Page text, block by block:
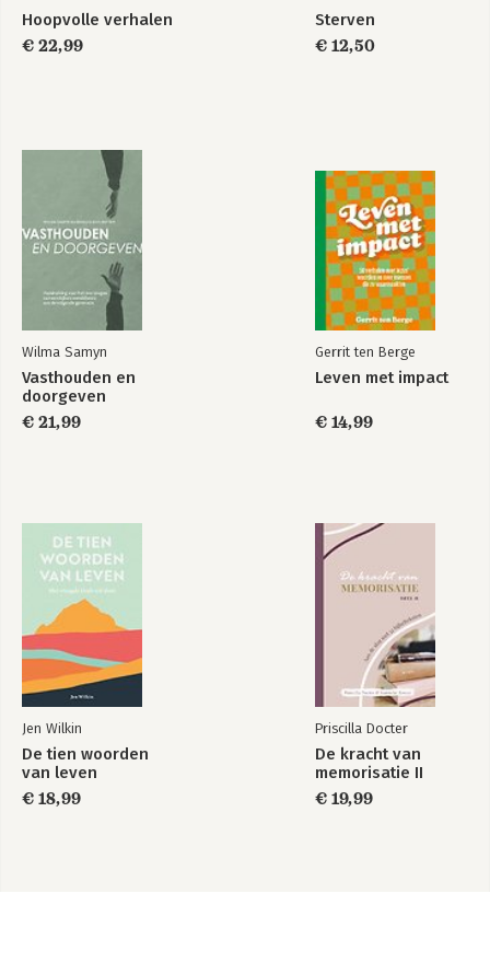
Hoopvolle verhalen
€ 22,99
Sterven
€ 12,50
Wilma Samyn
Vasthouden en
doorgeven
€ 21,99
Gerrit ten Berge
Leven met impact
€ 14,99
Jen Wilkin
De tien woorden
van leven
€ 18,99
Priscilla Docter
De kracht van
memorisatie II
€ 19,99